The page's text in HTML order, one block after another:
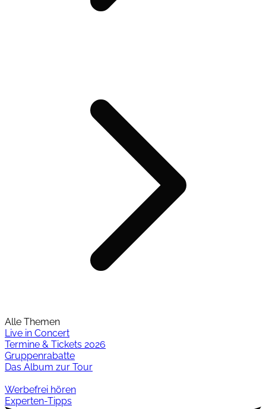
Alle Themen
Live in Concert
Termine & Tickets 2026
Gruppenrabatte
Das Album zur Tour
Werbefrei hören
Experten-Tipps